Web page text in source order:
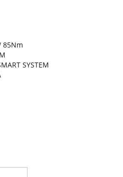
85Nm
SYSTEM